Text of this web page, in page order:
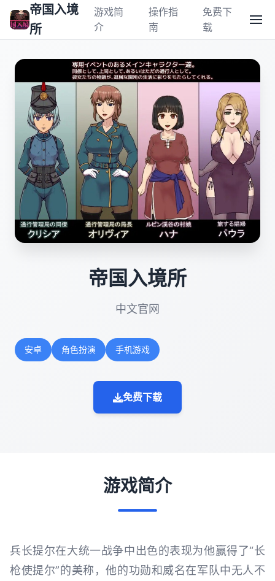
帝国入境
所
游戏简
介
操作指
南
免费下
载
帝国入境所
中文官网
安卓 角色扮演 手机游戏
免费下载
游戏简介
兵长提尔在大统一战争中出色的表现为他赢得了“长
枪使提尔”的美称，他的功勋和威名在军队中无人不